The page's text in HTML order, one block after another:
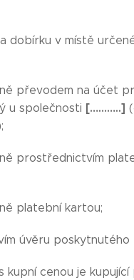
dobírku v místě
převodem na účet
u společnosti [………..]
prostřednictvím
platební kartou;
úvěru poskytnutého
kupní cenou je